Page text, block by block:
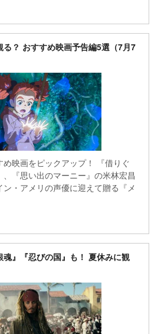
る？ おすすめ映画予告編5選（7月7
映画をピックアップ！ 『借りぐ
、『思い出のマーニー』の米林宏昌
・アメリの声優に迎えて贈る『メ
魂』『忍びの国』も！ 夏休みに観